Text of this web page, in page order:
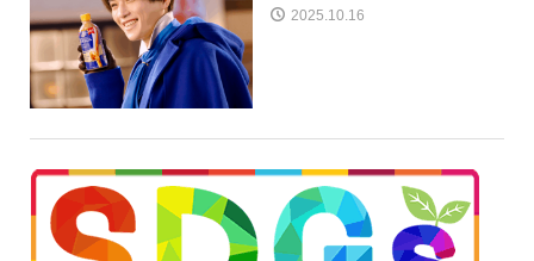
2025.10.16